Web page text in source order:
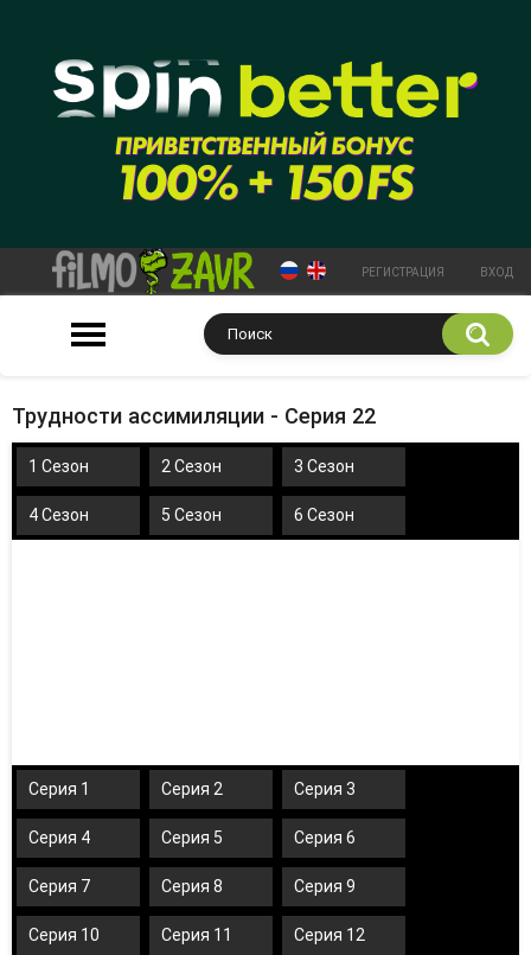
РЕГИСТРАЦИЯ ВХОД
Трудности ассимиляции - Серия 22
1 Сезон 2 Сезон 3 Сезон
4 Сезон 5 Сезон 6 Сезон
Серия 1 Серия 2 Серия 3
Серия 4 Серия 5 Серия 6
Серия 7 Серия 8 Серия 9
Серия 10 Серия 11 Серия 12